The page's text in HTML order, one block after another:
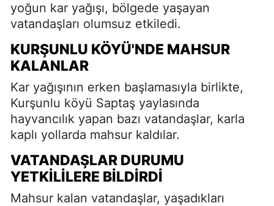
yoğun kar yağışı, bölgede yaşayan
vatandaşları olumsuz etkiledi.
KURŞUNLU KÖYÜ'NDE MAHSUR
KALANLAR
Kar yağışının erken başlamasıyla birlikte,
Kurşunlu köyü Saptaş yaylasında
hayvancılık yapan bazı vatandaşlar, karla
kaplı yollarda mahsur kaldılar.
VATANDAŞLAR DURUMU
YETKILILERE BILDIRDI
Mahsur kalan vatandaşlar, yaşadıkları